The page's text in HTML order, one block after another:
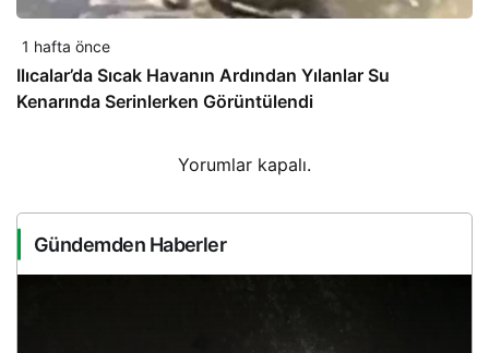
1 hafta önce
Ilıcalar’da Sıcak Havanın Ardından Yılanlar Su
Kenarında Serinlerken Görüntülendi
Yorumlar kapalı.
Gündemden Haberler